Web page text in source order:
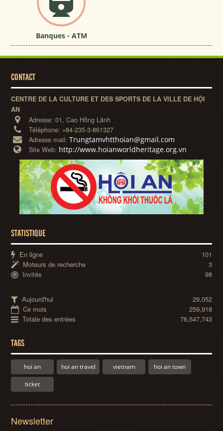
Banques - ATM
CONTACT
CENTRE DE LA CULTURE ET DES SPORTS DE LA VILLE DE HỘI
AN
Adresse:01, Cao Hồng Lãnh
Téléphone:+84-235-3-861327
Adresse mail:Trungtamvhtthoian@gmail.com
Site Web: http://www.hoianworldheritage.org.vn
STATISTIQUE
En ligne
101
Moteurs de recherche
3
Invités
98
Aujourd'hui
29,052
Ce mois
259,918
Totale des entrées
76,547,743
TAGS
hoi an hoi an travel vietnam hoi an town
ticket
Newsletter